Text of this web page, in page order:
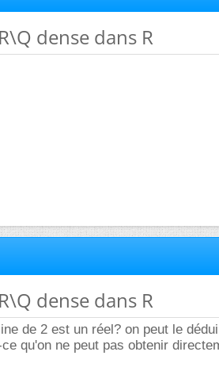
dense dans R
dense dans R
de 2 est un réel? on peut le
qu'on ne peut pas obtenir